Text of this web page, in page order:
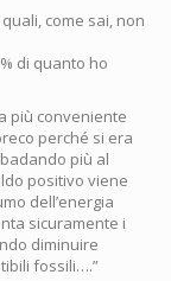
come sai, non
di quanto ho
più conveniente
perché si era
più al
positivo viene
dell’energia
sicuramente i
diminuire
fossili….”